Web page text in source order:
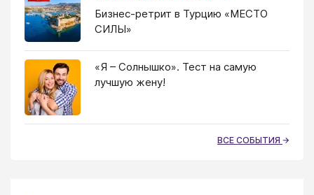
Бизнес-ретрит в Турцию «МЕСТО
СИЛЫ»
«Я – Солнышко». Тест на самую
лучшую жену!
ВСЕ СОБЫТИЯ